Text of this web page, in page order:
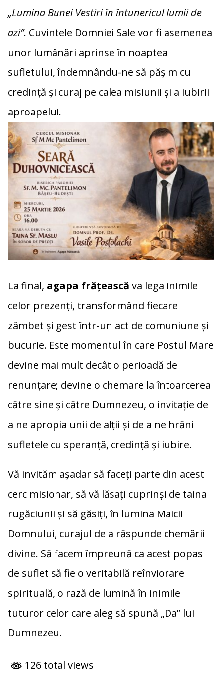
„Lumina Bunei Vestiriîn întunericullumiide
azi”. Cuvintele Domniei Sale vorfi asemenea
unor lumânări aprinseîn noaptea
sufletului,îndemnându-ne să pășim cu
credință și curaj pe calea misiunii și a iubirii
aproapelui.
La final, agapa frățească va lega inimile
celor prezenți, transformând fiecare
zâmbet și gestîntr-un act de comuniune și
bucurie. Este momentulîn care Postul Mare
devine mai mult decât o perioadă de
renunțare; devine o chemare laîntoarcerea
către sine și către Dumnezeu, o invitație de
a ne apropia unii de alții și de a ne hrăni
sufletele cu speranță, credință și iubire.
Vă invităm așadar să faceți parte din acest
cerc misionar, să vă lăsați cuprinși de taina
rugăciunii și să găsiți,în lumina Maicii
Domnului, curajul de a răspunde chemării
divine. Să facemîmpreună ca acest popas
de suflet să fie o veritabilă reînviorare
spirituală, o rază de luminăîn inimile
tuturor celor care aleg să spună „Da” lui
Dumnezeu.
126 total views